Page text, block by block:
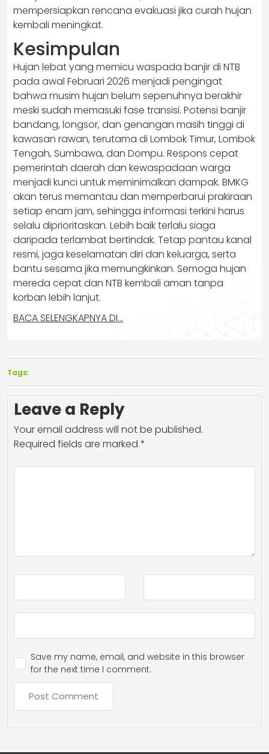
mempersiapkan rencana evakuasi jika curah hujan
kembali meningkat.
Kesimpulan
Hujan lebat yang memicu waspada banjir di NTB
pada awal Februari 2026 menjadi pengingat
bahwa musim hujan belum sepenuhnya berakhir
meski sudah memasuki fase transisi. Potensi banjir
bandang, longsor, dan genangan masih tinggi di
kawasan rawan, terutama di Lombok Timur, Lombok
Tengah, Sumbawa, dan Dompu. Respons cepat
pemerintah daerah dan kewaspadaan warga
menjadi kunci untuk meminimalkan dampak. BMKG
akan terus memantau dan memperbarui prakiraan
setiap enam jam, sehingga informasi terkini harus
selalu diprioritaskan. Lebih baik terlalu siaga
daripada terlambat bertindak. Tetap pantau kanal
resmi, jaga keselamatan diri dan keluarga, serta
bantu sesama jika memungkinkan. Semoga hujan
mereda cepat dan NTB kembali aman tanpa
korban lebih lanjut.
BACA SELENGKAPNYA DI…
Tags:
Leave a Reply
Your email address will not be published.
Required fields are marked *
Save my name, email, and website in this browser
for the next time I comment.